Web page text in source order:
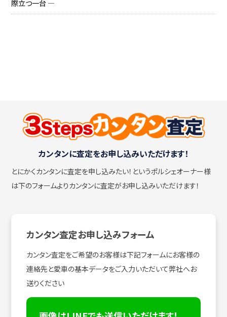
際立つ一台 ―
カンタンに査定をお申し込みいただけます！
とにかくカンタンに査定を申し込みたい！ というポルシェオーナー様
は下のフォームよりカンタンに査定がお申し込みいただけます！
カンタン査定お申し込みフォーム
カンタン査定をご希望のお客様は下記フォームにお客様の
連絡先と愛車の基本データをご入力いただいて弊社へお
送りください